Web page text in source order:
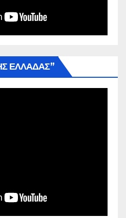
ΕΛΛΑΔΑΣ”